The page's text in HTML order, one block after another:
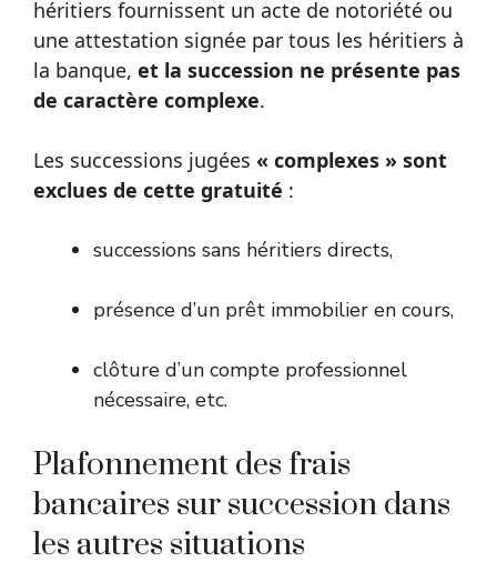
héritiers fournissent un acte de notoriété ou
une attestation signée par tous les héritiers à
la banque, et la succession ne présente pas
de caractère complexe.
Les successions jugées « complexes » sont
exclues de cette gratuité :
successions sans héritiers directs,
présence d’un prêt immobilier en cours,
clôture d’un compte professionnel
nécessaire, etc.
Plafonnement des frais
bancaires sur succession dans
les autres situations